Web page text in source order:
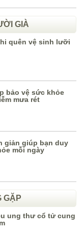
GIÀ
quên vệ sinh lưỡi
bảo vệ sức khỏe
mưa rét
giản giúp bạn duy
mỗi ngày
GẶP
ung thư cổ tử cung